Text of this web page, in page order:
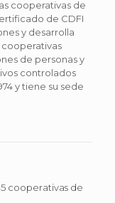
cooperativas de
de CDFI
y desarrolla
cooperativas
de personas y
controlados
y tiene su sede
cooperativas de